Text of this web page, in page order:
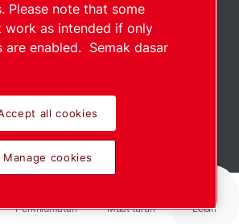
Perkhidmatan Muat turun Lebih
Maklumat
Please note that some
work as intended if only
are enabled. Semak dasar
all cookies
Manage cookies